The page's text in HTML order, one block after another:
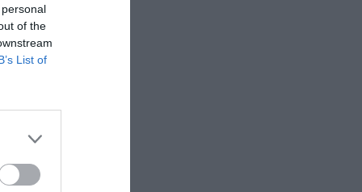
of the
List of
Google